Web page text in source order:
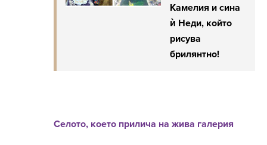
Камелия и сина
ѝ Неди, който
рисува
брилянтно!
Селото, което прилича на жива галерия